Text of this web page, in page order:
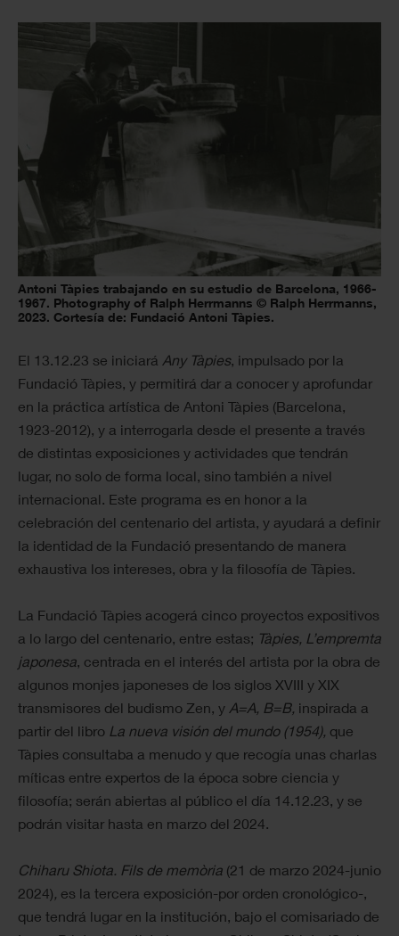
Antoni Tàpies trabajando en su estudio de Barcelona, 1966-
1967. Photography of Ralph Herrmanns © Ralph Herrmanns,
2023. Cortesía de: Fundació Antoni Tàpies.
El 13.12.23 se iniciará Any Tàpies, impulsado por la
Fundació Tàpies, y permitirá dar a conocer y aprofundar
en la práctica artística de Antoni Tàpies (Barcelona,
1923-2012), y a interrogarla desde el presente a través
de distintas exposiciones y actividades que tendrán
lugar, no solo de forma local, sino también a nivel
internacional. Este programa es en honor a la
celebración del centenario del artista, y ayudará a definir
la identidad de la Fundació presentando de manera
exhaustiva los intereses, obra y la filosofía de Tàpies.
La Fundació Tàpies acogerá cinco proyectos expositivos
a lo largo del centenario, entre estas; Tàpies, L’empremta
japonesa, centrada en el interés del artista por la obra de
algunos monjes japoneses de los siglos XVIII y XIX
transmisores del budismo Zen, y A=A, B=B, inspirada a
partir del libro La nueva visión del mundo (1954), que
Tàpies consultaba a menudo y que recogía unas charlas
míticas entre expertos de la época sobre ciencia y
filosofía; serán abiertas al público el día 14.12.23, y se
podrán visitar hasta en marzo del 2024.
Chiharu Shiota. Fils de memòria (21 de marzo 2024-junio
2024), es la tercera exposición-por orden cronológico-,
que tendrá lugar en la institución, bajo el comisariado de